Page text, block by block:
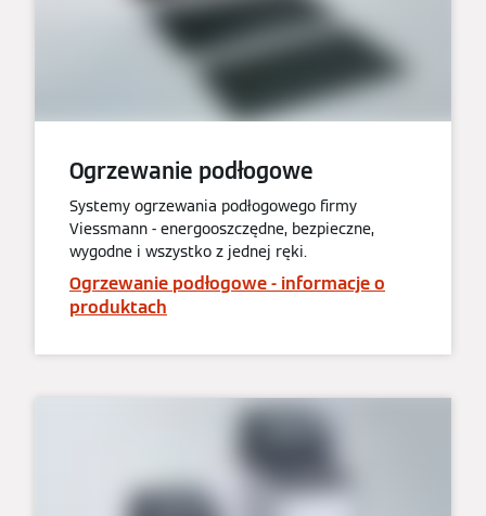
Ogrzewanie podłogowe
Systemy ogrzewania podłogowego firmy
Viessmann - energooszczędne, bezpieczne,
wygodne i wszystko z jednej ręki.
Ogrzewanie podłogowe - informacje o
produktach